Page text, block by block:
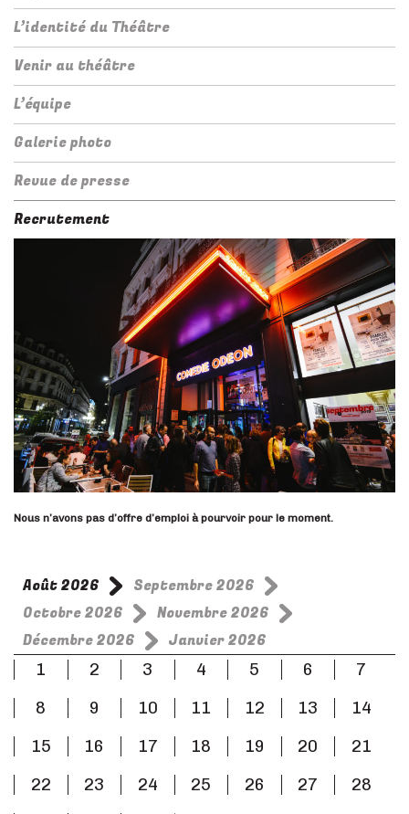
L’identité du Théâtre
Venir au théâtre
L’équipe
Galerie photo
Revue de presse
Recrutement
Nous n’avons pas d’offre d’emploi à pourvoir pour le moment.
Août 2026
Septembre 2026
Octobre 2026
Novembre 2026
Décembre 2026
Janvier 2026
1
2 3 4 5 6
7
8
9 10 11 12 13
14
15
16 17 18 19 20
21
22
23 24 25 26 27
28